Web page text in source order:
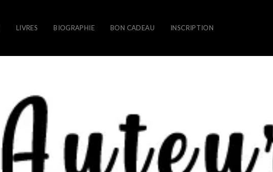
LIVRES BIOGRAPHIE BON CADEAU INSCRIPTION